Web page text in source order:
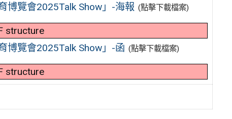
博覽會2025Talk Show」-海報 (點擊下載檔案)
structure
博覽會2025Talk Show」-函 (點擊下載檔案)
structure